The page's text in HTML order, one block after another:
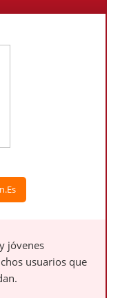
jóvenes
usuarios que